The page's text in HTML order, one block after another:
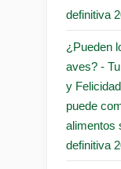
definitiva
¿Pueden
aves? -
y
puede
alimentos
definitiva